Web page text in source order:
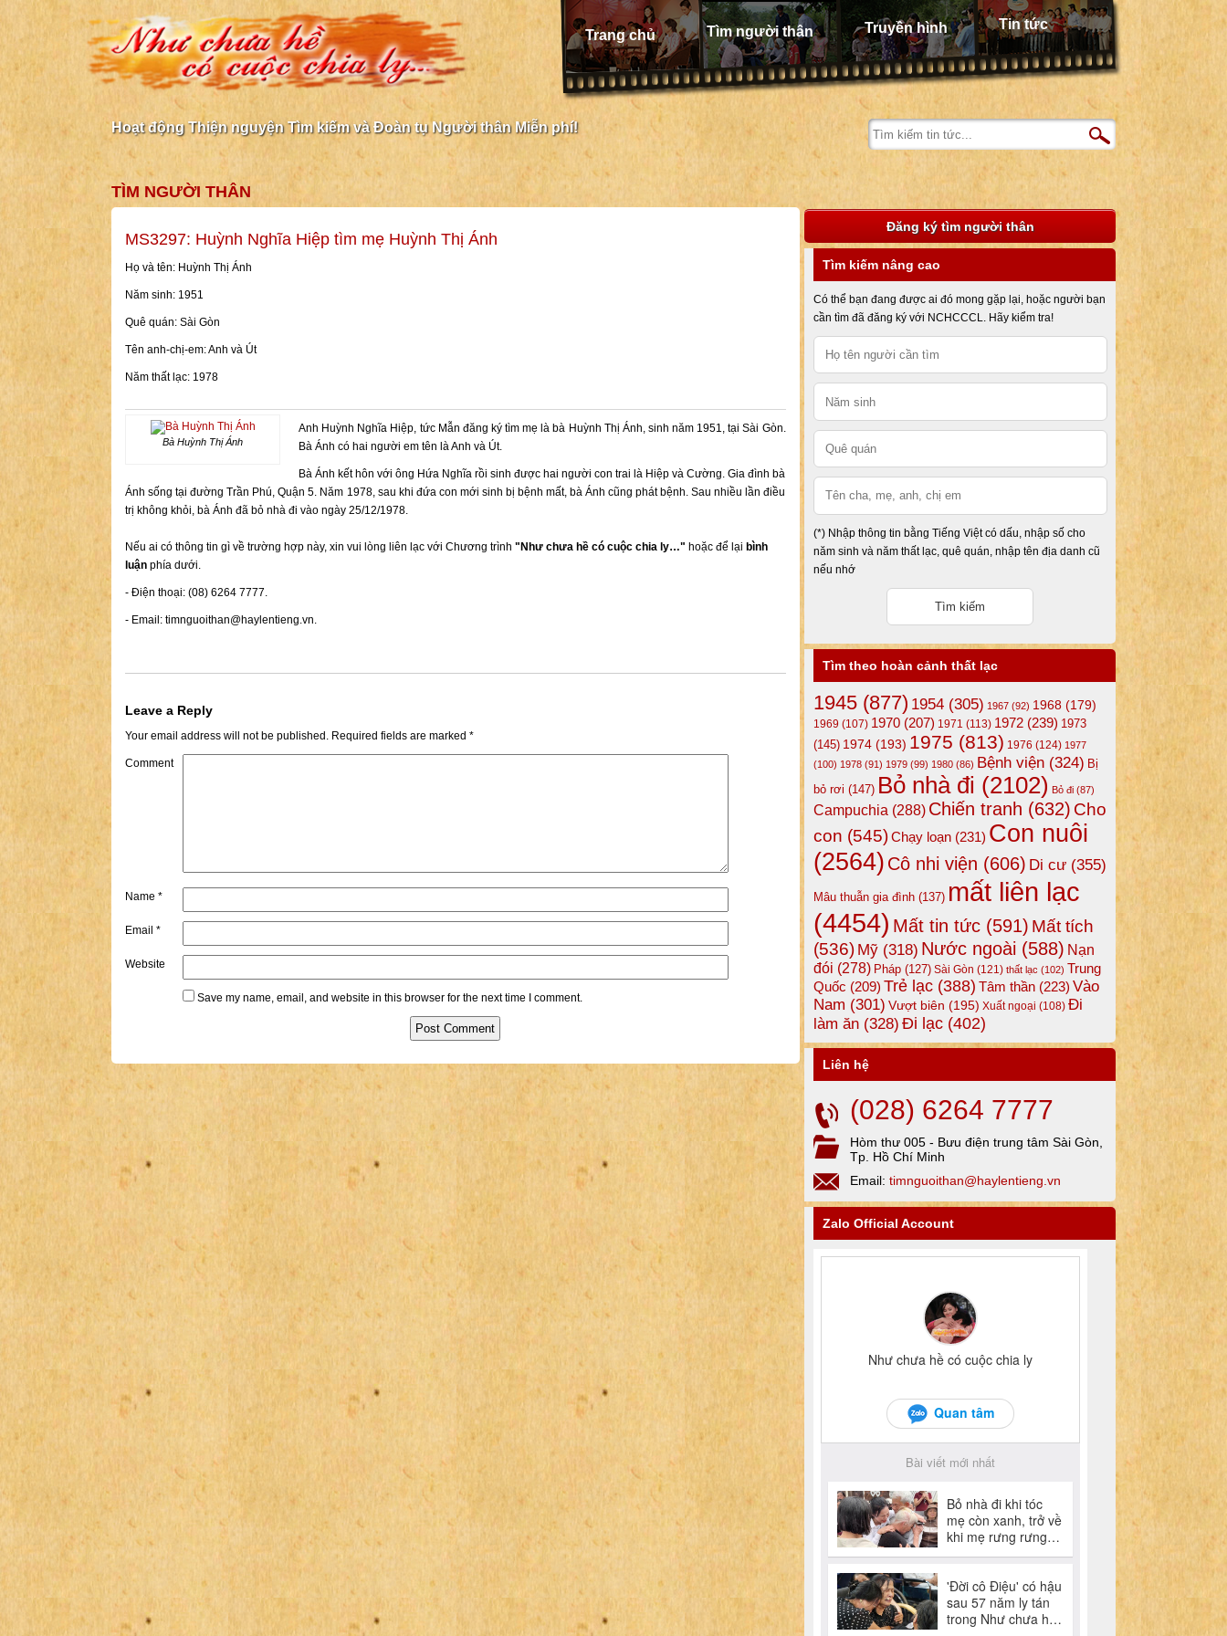
Trang chủ Tìm người thân Truyền hình Tin tức
Hoạt động Thiện nguyện Tìm kiếm và Đoàn tụ Người thân Miễn phí!
TÌM NGƯỜI THÂN
MS3297: Huỳnh Nghĩa Hiệp tìm mẹ Huỳnh Thị Ánh
Họ và tên: Huỳnh Thị Ánh
Năm sinh: 1951
Quê quán: Sài Gòn
Tên anh-chị-em: Anh và Út
Năm thất lạc: 1978
Bà Huỳnh Thị Ánh
Anh Huỳnh Nghĩa Hiệp, tức Mẫn đăng ký tìm mẹ là bà Huỳnh Thị Ánh, sinh năm 1951, tại Sài Gòn.
Bà Ánh có hai người em tên là Anh và Út.
Bà Ánh kết hôn với ông Hứa Nghĩa rồi sinh được hai người con trai là Hiệp và Cường. Gia đình bà
Ánh sống tại đường Trần Phú, Quận 5. Năm 1978, sau khi đứa con mới sinh bị bệnh mất, bà Ánh cũng phát bệnh. Sau nhiều lần điều
trị không khỏi, bà Ánh đã bỏ nhà đi vào ngày 25/12/1978.
Nếu ai có thông tin gì về trường hợp này, xin vui lòng liên lạc với Chương trình "Như chưa hề có cuộc chia ly…" hoặc để lại bình
luận phía dưới.
- Điện thoại: (08) 6264 7777.
- Email: timnguoithan@haylentieng.vn.
Leave a Reply
Your email address will not be published. Required fields are marked *
Comment
Name *
Email *
Website
Save my name, email, and website in this browser for the next time I comment.
Đăng ký tìm người thân
Tìm kiếm nâng cao
Có thể bạn đang được ai đó mong gặp lại, hoặc người bạn
cần tìm đã đăng ký với NCHCCCL. Hãy kiểm tra!
(*) Nhập thông tin bằng Tiếng Việt có dấu, nhập số cho
năm sinh và năm thất lạc, quê quán, nhập tên địa danh cũ
nếu nhớ
Tìm theo hoàn cảnh thất lạc
1945 (877) 1954 (305) 1967 (92) 1968 (179)
1969 (107) 1970 (207) 1971 (113) 1972 (239) 1973
(145) 1974 (193) 1975 (813) 1976 (124) 1977
(100) 1978 (91) 1979 (99) 1980 (86) Bệnh viện (324) Bị
bỏ rơi (147) Bỏ nhà đi (2102) Bỏ đi (87)
Campuchia (288) Chiến tranh (632) Cho
con (545)Chạy loạn (231) Con nuôi
(2564) Cô nhi viện (606) Di cư (355)
Mâu thuẫn gia đình (137) mất liên lạc
(4454) Mất tin tức (591) Mất tích
(536) Mỹ (318) Nước ngoài (588) Nạn
đói (278) Pháp (127) Sài Gòn (121) thất lạc (102) Trung
Quốc (209) Trẻ lạc (388) Tâm thần (223) Vào
Nam (301) Vượt biên (195) Xuất ngoại (108) Đi
làm ăn (328) Đi lạc (402)
Liên hệ
(028) 6264 7777
Hòm thư 005 - Bưu điện trung tâm Sài Gòn,
Tp. Hồ Chí Minh
Email: timnguoithan@haylentieng.vn
Zalo Official Account